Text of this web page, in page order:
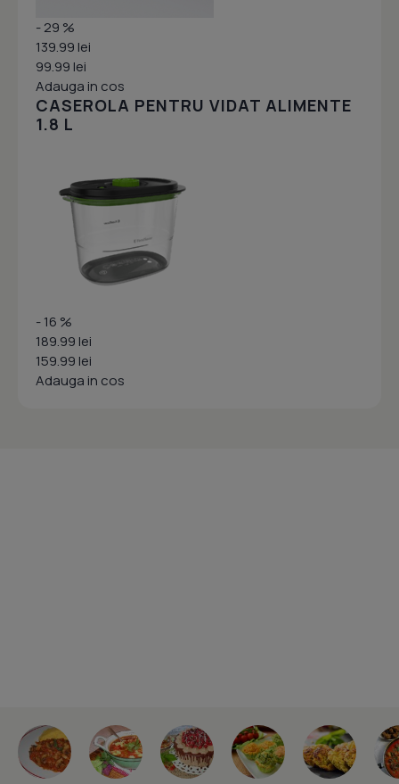
- 29 %
139.99 lei
99.99 lei
Adauga in cos
CASEROLA PENTRU VIDAT ALIMENTE
1.8 L
- 16 %
189.99 lei
159.99 lei
Adauga in cos